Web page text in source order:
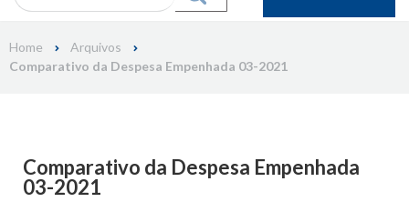
Home
Arquivos
Comparativo da Despesa Empenhada 03-2021
Comparativo da Despesa Empenhada
03-2021